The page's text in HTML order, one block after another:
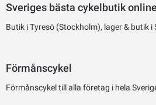
Sveriges bästa cykelbutik
Butik i Tyresö (Stockholm), lager & butik i
Förmånscykel
Förmånscykel till alla företag i hela